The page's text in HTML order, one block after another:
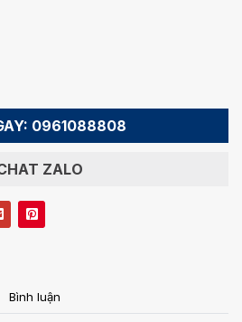
0961088808
ZALO
Bình luận